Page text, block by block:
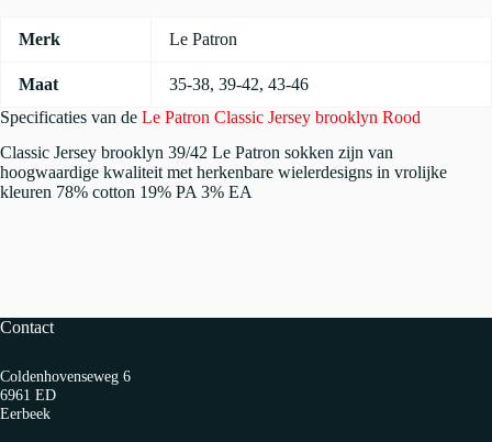
Specificaties van de Le Patron Classic Jersey brooklyn Rood
Classic Jersey brooklyn 39/42 Le Patron sokken zijn van
hoogwaardige kwaliteit met herkenbare wielerdesigns in vrolijke
kleuren 78% cotton 19% PA 3% EA
Merk Le Patron
Maat 35-38, 39-42, 43-46
Contact
Coldenhovenseweg 6
6961 ED
Eerbeek